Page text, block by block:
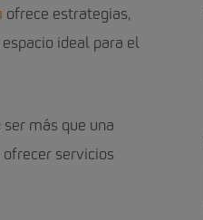
ofrece estrategias,
ideal para el
más que una
servicios